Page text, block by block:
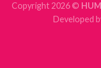
Copyright 2026 ©
Developed